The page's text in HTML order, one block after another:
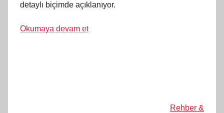
detaylı biçimde açıklanıyor.
Okumaya devam et
Rehber &